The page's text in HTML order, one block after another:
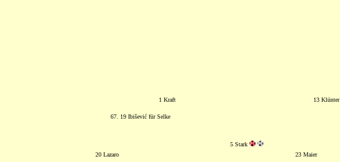
1 Kraft
13 Klünter
67. 19 Ibišević für Selke
5 Stark
20 Lazaro
23 Maier